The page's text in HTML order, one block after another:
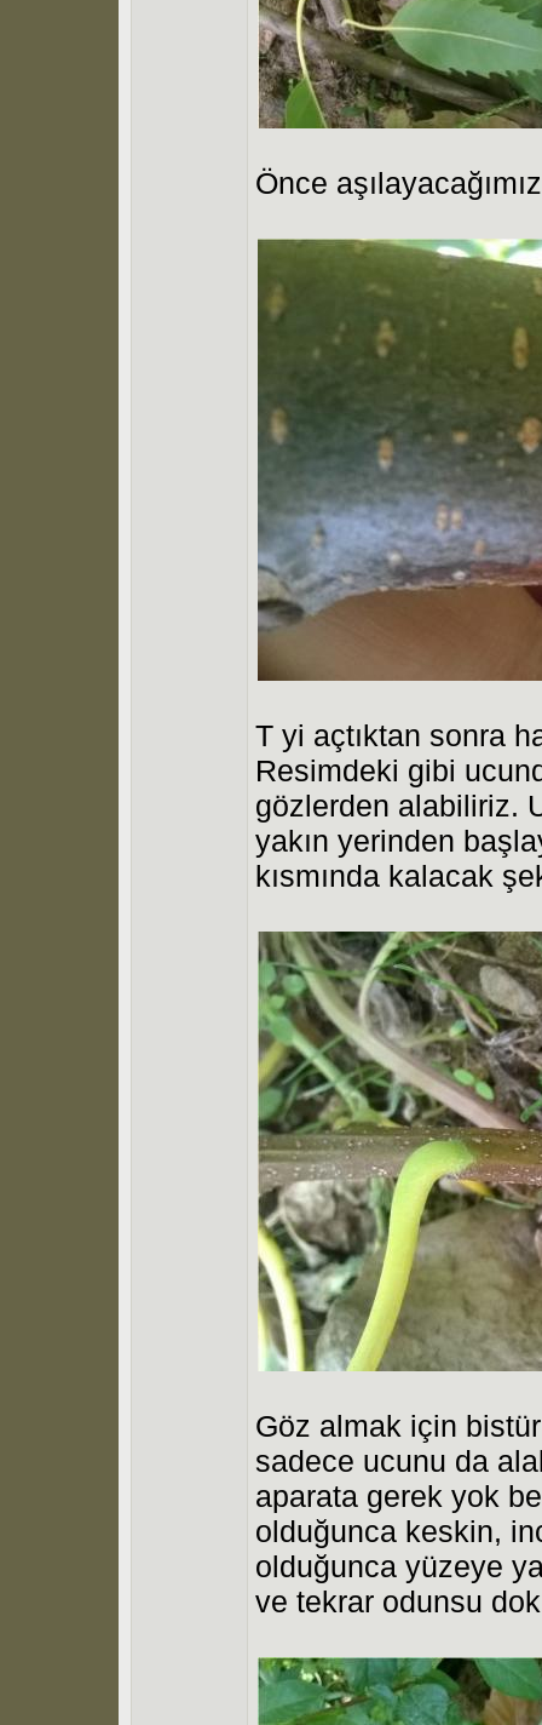
Önce
T yi açtıktan sonra
Resimdeki gibi
gözlerden alabiliriz.
yakın yerinden
kısmında kalacak
Göz almak için
sadece ucunu da
aparata gerek yok
olduğunca keskin,
olduğunca yüzeye
ve tekrar odunsu